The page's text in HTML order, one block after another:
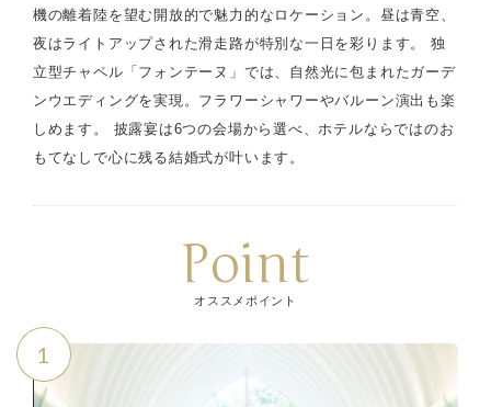
機の離着陸を望む開放的で魅力的なロケーション。昼は青空、
夜はライトアップされた滑走路が特別な一日を彩ります。 独
立型チャペル「フォンテーヌ」では、自然光に包まれたガーデ
ンウエディングを実現。フラワーシャワーやバルーン演出も楽
しめます。 披露宴は6つの会場から選べ、ホテルならではのお
もてなしで心に残る結婚式が叶います。
Point
オススメポイント
1